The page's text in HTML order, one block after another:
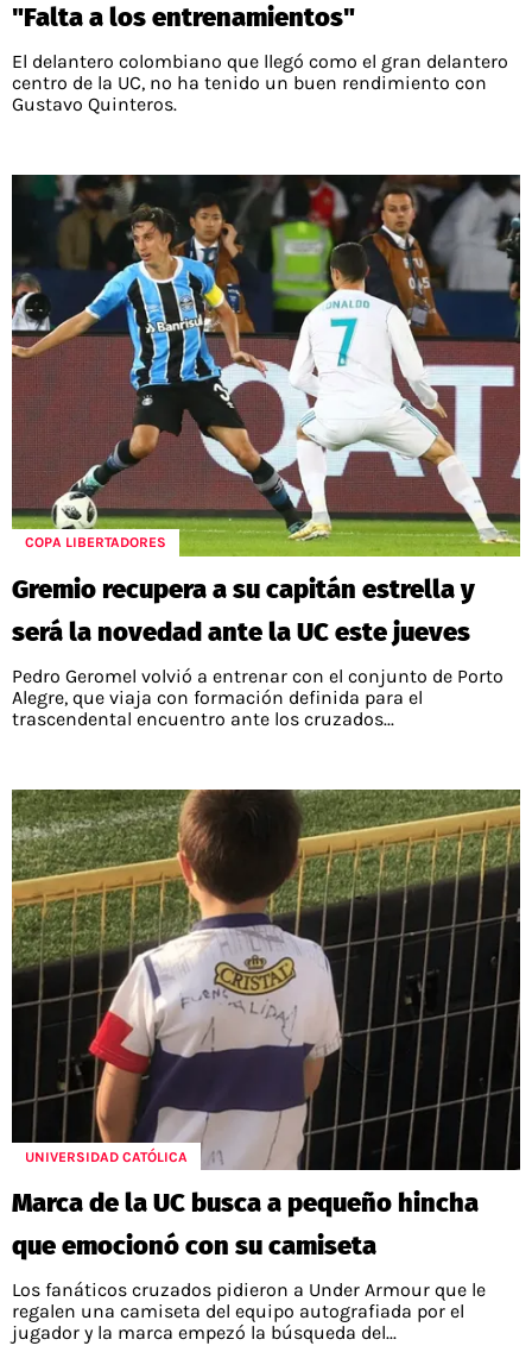
"Falta a los entrenamientos"
El delantero colombiano que llegó como el gran delantero
centro de la UC, no ha tenido un buen rendimiento con
Gustavo Quinteros.
COPA LIBERTADORES
Gremio recupera a su capitán estrella y
será la novedad ante la UC este jueves
Pedro Geromel volvió a entrenar con el conjunto de Porto
Alegre, que viaja con formación definida para el
trascendental encuentro ante los cruzados...
UNIVERSIDAD CATÓLICA
Marca de la UC busca a pequeño hincha
que emocionó con su camiseta
Los fanáticos cruzados pidieron a Under Armour que le
regalen una camiseta del equipo autografiada por el
jugador y la marca empezó la búsqueda del...